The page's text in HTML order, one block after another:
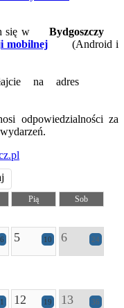
się wBydgoszczy
mobilnej
(Android i
na adres
odpowiedzialności za
Pią
Sob
6 5 10 6 24
12 19 13 36